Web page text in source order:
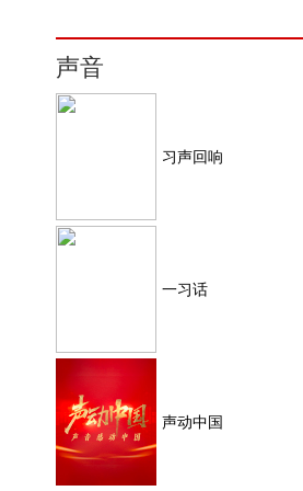
声音
习声回响
一习话
声动中国